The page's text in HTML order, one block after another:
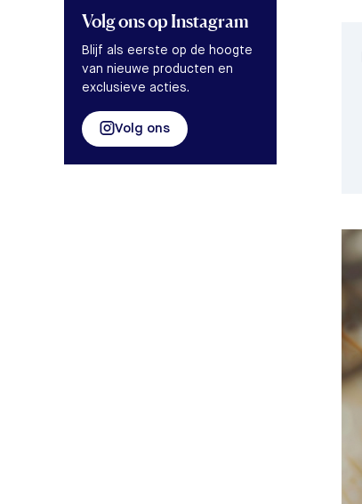
Volg onsop Instagram
Blijf als eerste op de hoogte
van nieuwe producten en
exclusieve acties.
Volg ons